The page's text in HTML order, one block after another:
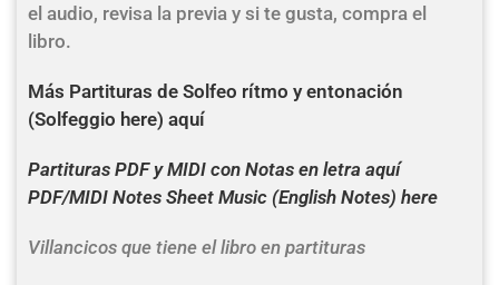
el audio, revisa la previa y si te gusta, compra el
libro.
Más Partituras de Solfeo rítmo y entonación
(Solfeggio here) aquí
Partituras PDF y MIDI con Notas en letra aquí
PDF/MIDI Notes Sheet Music (English Notes) here
Villancicos que tiene el libro en partituras